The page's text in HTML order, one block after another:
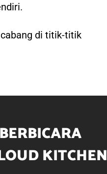
di titik-titik
KITCHEN